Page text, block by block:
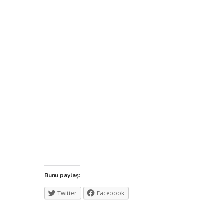
Bunu paylaş:
Twitter Facebook